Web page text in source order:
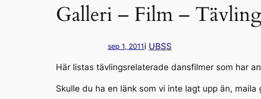
Galleri – Film – Tävling
sep 1, 2011i UBSS
Här listas tävlingsrelaterade dansfilmer som har
Skulle du ha en länk som vi inte lagt upp än,